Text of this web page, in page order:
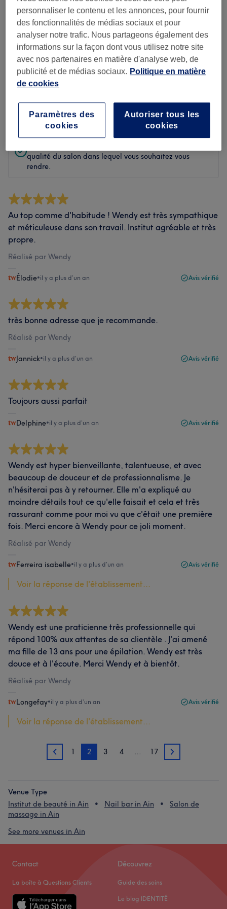
Personnel
Filtrer les avis
Évaluation Filtrer par évaluation
Avis vérifiés
qualité du salon dans lequel vous souhaitez vous
rendre.
Au top comme d'habitude ! Wendy est très sympathique
et méticuleuse dans son travail. Institut agréable et très
propre.
Réalisé par Wendy
Élodie•il y a plus d’un an Avis vérifié
très bonne adresse que je recommande.
Réalisé par Wendy
Jannick•il y a plus d’un an Avis vérifié
Toujours aussi parfait
Delphine•il y a plus d’un an Avis vérifié
Wendy est hyper bienveillante, talentueuse, et avec
beaucoup de douceur et de professionnalisme. Je
n'hésiterai pas à y retourner. Elle m'a expliqué au
moindre détails tout ce qu'elle faisait et cela et très
rassurant comme pour moi vu que c'était une première
fois. Merci encore à Wendy pour ce joli moment.
Réalisé par Wendy
Ferreira isabelle•il y a plus d’un an Avis vérifié
Voir la réponse de l'établissement...
Wendy est une praticienne très professionnelle qui
répond 100% aux attentes de sa clientèle . J'ai amené
ma fille de 13 ans pour une épilation. Wendy est très
douce et à l'écoute. Merci Wendy et à bientôt.
Réalisé par Wendy
Longefay•il y a plus d’un an Avis vérifié
Voir la réponse de l'établissement...
1 1 2 3 4 … 17 3
Venue Type
Institut de beauté in Ain
Nail bar in Ain
Salon de
massage in Ain
See more venues in Ain
Contact
La boîte à Questions Clients
Découvrez
Guide des soins
Le blog IDENTITÉ
personnaliser le contenu et les annonces, pour fournir
des fonctionnalités de médias sociaux et pour
analyser notre trafic. Nous partageons également des
informations sur la façon dont vous utilisez notre site
avec nos partenaires en matière d'analyse web, de
publicité et de médias sociaux. Politique en matière
de cookies
Autoriser tous les
cookies
Paramètres des
cookies